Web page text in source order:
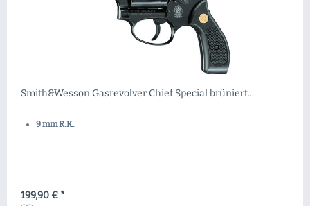
Smith&Wesson Gasrevolver Chief Special brüniert...
9 mm R.K.
199,90 € *